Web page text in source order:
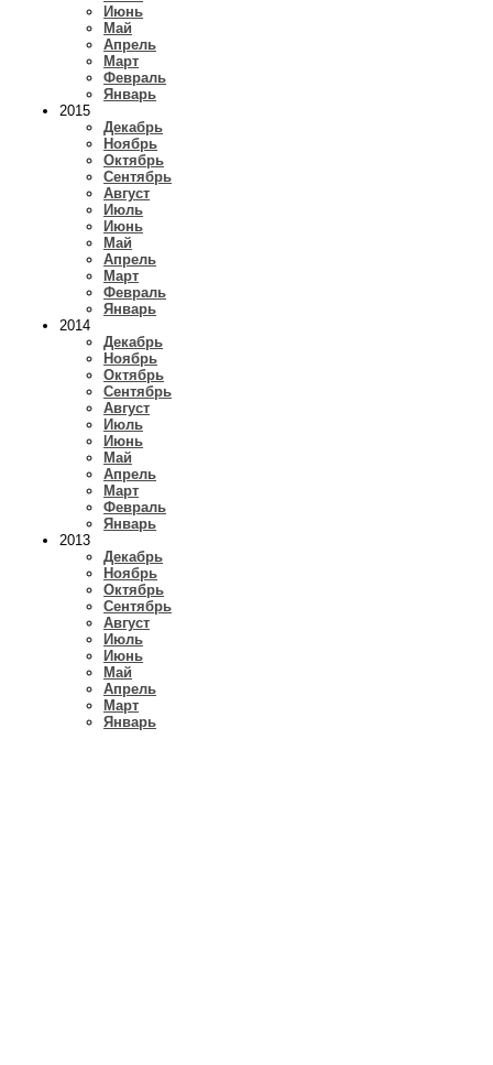
Июнь
Май
Апрель
Март
Февраль
Январь
2015
Декабрь
Ноябрь
Октябрь
Сентябрь
Август
Июль
Июнь
Май
Апрель
Март
Февраль
Январь
2014
Декабрь
Ноябрь
Октябрь
Сентябрь
Август
Июль
Июнь
Май
Апрель
Март
Февраль
Январь
2013
Декабрь
Ноябрь
Октябрь
Сентябрь
Август
Июль
Июнь
Май
Апрель
Март
Январь